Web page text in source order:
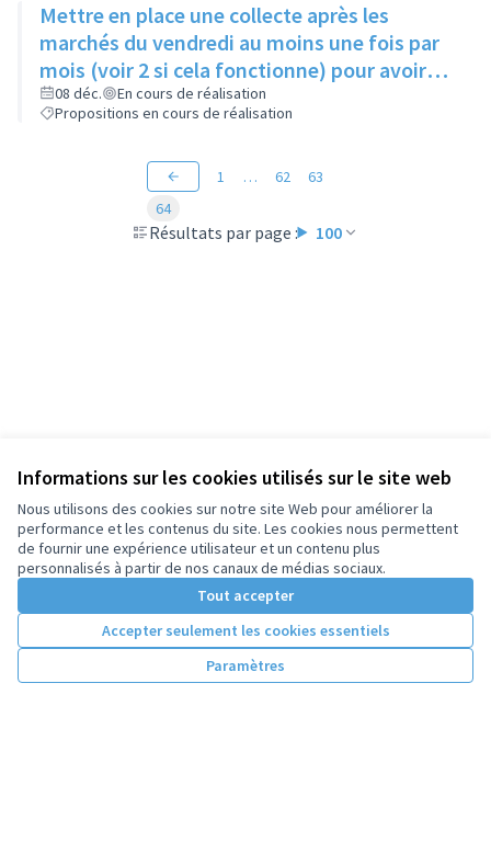
Informations sur les cookies utilisés sur le site web
Nous utilisons des cookies sur notre site Web pour améliorer la
performance et les contenus du site. Les cookies nous permettent
de fournir une expérience utilisateur et un contenu plus
personnalisés à partir de nos canaux de médias sociaux.
Tout accepter
Accepter seulement les cookies essentiels
Paramètres
Mettre en place une collecte après les
marchés du vendredi au moins une fois par
mois (voir 2 si cela fonctionne) pour avoir
des produits frais pour l'Epice'Rill
08 déc.
En cours de réalisation
Propositions en cours de réalisation
Résultats par page : 100
1 … 62
63
64